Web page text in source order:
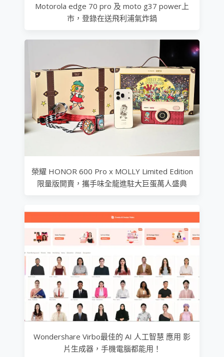
Motorola edge 70 pro 及 moto g37 power上
市，登錄在送飛利浦氣炸鍋
榮耀 HONOR 600 Pro x MOLLY Limited Edition
限量版開賣，攜手味全龍進駐大巨蛋萬人盛典
Wondershare Virbo最佳的 AI 人工智慧 應用 影
片生成器，手機電腦都能用！